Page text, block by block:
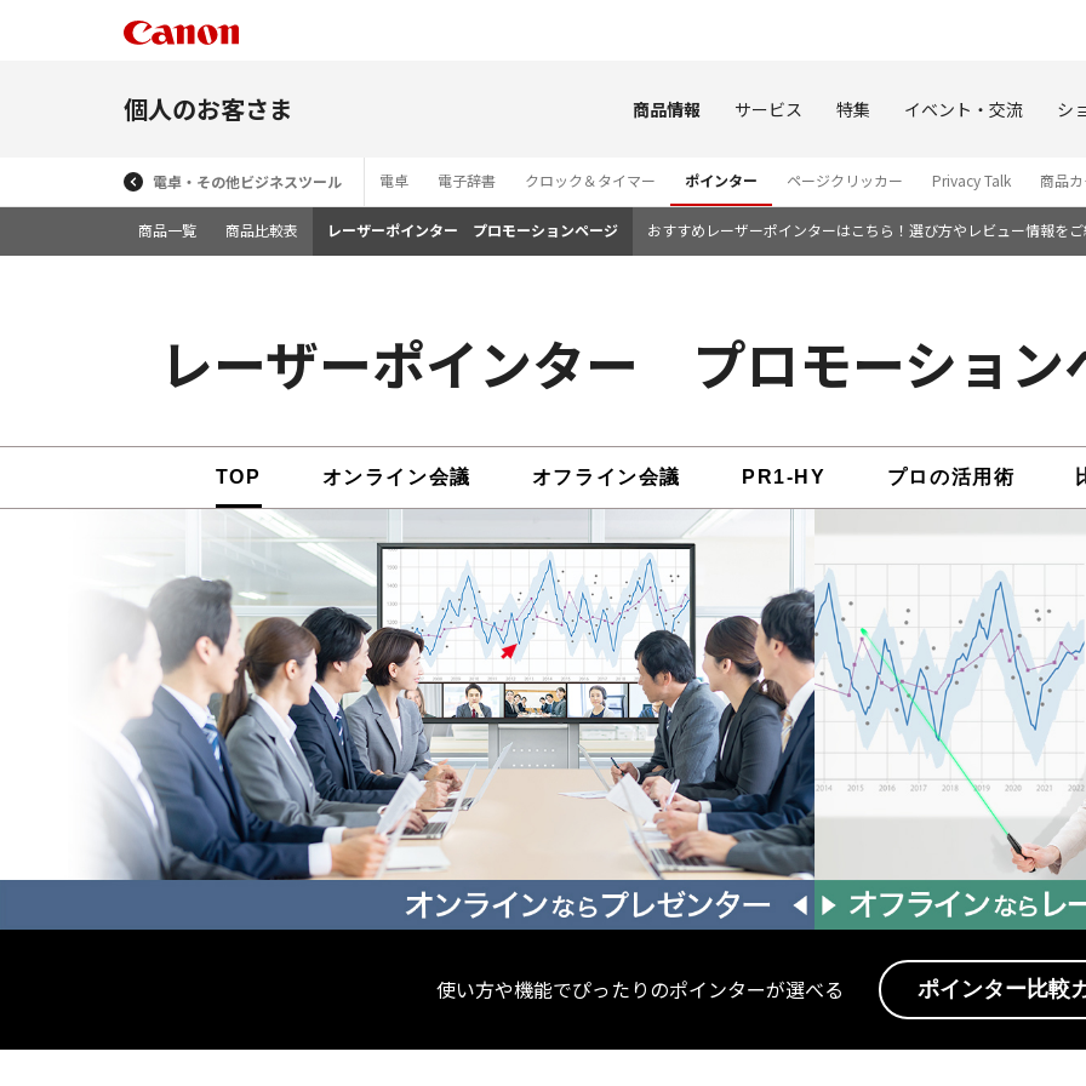
個人のお客さま 商品情報 サービス 特集 イベント・交流 シ
電卓・その他ビジネスツール 電卓 電子辞書 クロック＆タイマー ポインター ページクリッカー Privacy Talk 商品
商品一覧 商品比較表 レーザーポインター プロモーションページ おすすめレーザーポインターはこちら！選び方やレビュー情報を
レーザーポインター プロモーション
TOP オンライン会議 オフライン会議 PR1-HY プロの活用術
使い方や機能でぴったりのポインターが選べる ポインター比較